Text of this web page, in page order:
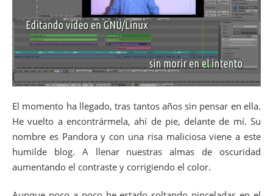
El momento ha llegado, tras tantos años sin pensar en ella.
He vuelto a encontrármela, ahí de pie, delante de mí. Su
nombre es Pandora y con una risa maliciosa viene a este
humilde blog. A llenar nuestras almas de oscuridad
aumentando el contraste y corrigiendo el color.